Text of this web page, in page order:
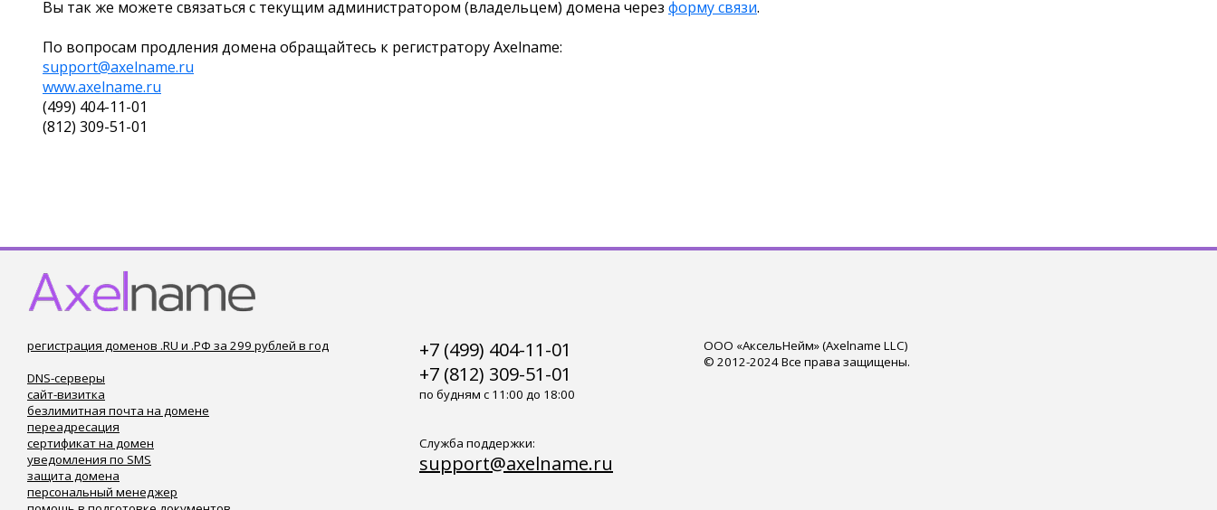
Вы так же можете связаться с текущим администратором (владельцем) домена через форму связи.
По вопросам продления домена обращайтесь к регистратору Axelname:
support@axelname.ru
www.axelname.ru
(499) 404-11-01
(812) 309-51-01
регистрация доменов .RU и .РФ за 299 рублей в год
DNS-серверы
сайт-визитка
безлимитная почта на домене
переадресация
сертификат на домен
уведомления по SMS
защита домена
персональный менеджер
+7 (499) 404-11-01
+7 (812) 309-51-01
по будням с 11:00 до 18:00
Служба поддержки:
support@axelname.ru
ООО «АксельНейм» (Axelname LLC)
© 2012-2024 Все права защищены.